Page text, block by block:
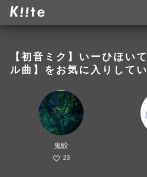
【初音ミク】いーひほい
ル曲】をお気に入りして
鬼鮫
23